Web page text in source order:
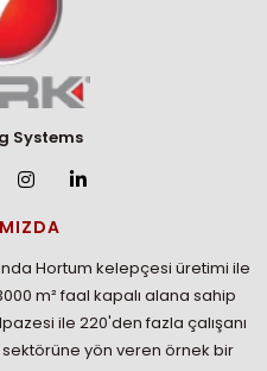
Systems
Hortum kelepçesi üretimi ile
m² faal kapalı alana sahip
ile 220'den fazla çalışanı
sektörüne yön veren örnek bir